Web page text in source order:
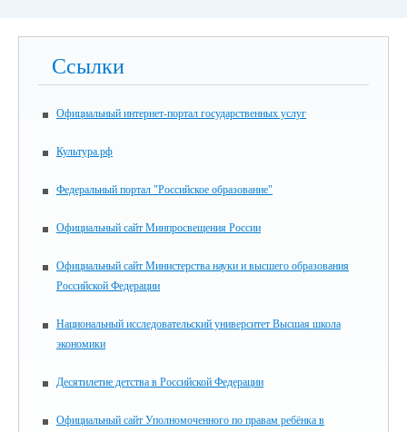
Ссылки
Официальный интернет-портал государственных услуг
Культура.рф
Федеральный портал "Российское образование"
Официальный сайт Минпросвещения России
Официальный сайт Министерства науки и высшего образования
Российской Федерации
Национальный исследовательский университет Высшая школа
экономики
Десятилетие детства в Российской Федерации
Официальный сайт Уполномоченного по правам ребёнка в